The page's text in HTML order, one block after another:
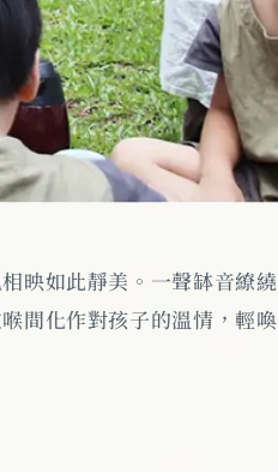
映如此靜美。一聲缽音繚
間化作對孩子的溫情，輕